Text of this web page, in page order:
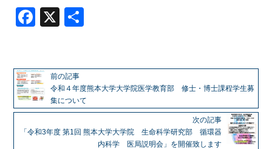
Facebook
X
前の記事
令和４年度熊本大学大学院医学教育部 修士・博士課程学生募
集について
次の記事
「令和3年度 第1回 熊本大学大学院 生命科学研究部 循環器
内科学 医局説明会」を開催致します